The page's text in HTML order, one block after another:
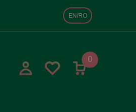
EN/RO
0